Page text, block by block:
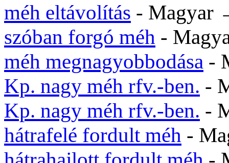
méh eltávolítás -
szóban forgó méh -
méh megnagyobbodása -
Kp. nagy méh rfv.-ben. -
Kp. nagy méh rfv.-ben. -
hátrafelé fordult méh -